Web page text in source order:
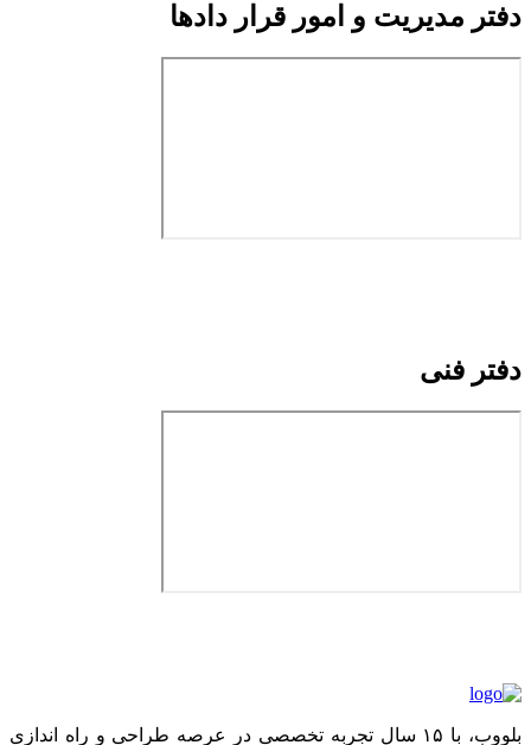
دفتر مدیریت و امور قرار دادها
دفتر فنی
بلووب، با ۱۵ سال تجربه تخصصی در عرصه طراحی و راه اندازی